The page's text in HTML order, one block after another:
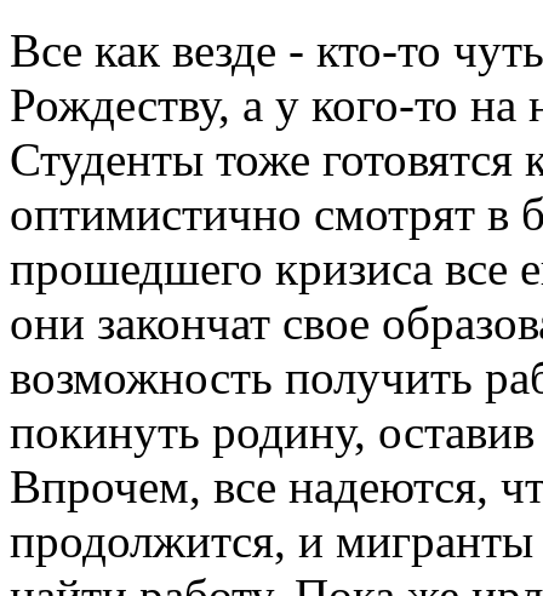
Все как везде - кто-то
Рождеству, а у кого-то
Студенты тоже готовятся
оптимистично смотрят в
прошедшего кризиса все
они закончат свое
возможность получить
покинуть родину,
Впрочем, все надеются,
продолжится, и